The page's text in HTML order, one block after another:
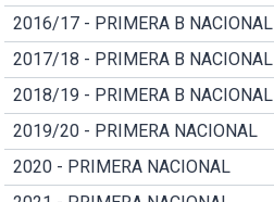
2016/17 - PRIMERA B NACIONAL
2017/18 - PRIMERA B NACIONAL
2018/19 - PRIMERA B NACIONAL
2019/20 - PRIMERA NACIONAL
2020 - PRIMERA NACIONAL